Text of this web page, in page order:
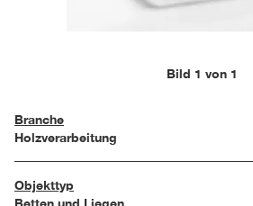
Bild 1 von 1
Branche
Holzverarbeitung
Objekttyp
Betten und Liegen